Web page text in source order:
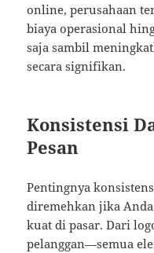
online, perusahaan
biaya operasional
saja sambil
secara signifikan.
Konsistensi
Pesan
Pentingnya
diremehkan jika
kuat di pasar. Dari
pelanggan—semua